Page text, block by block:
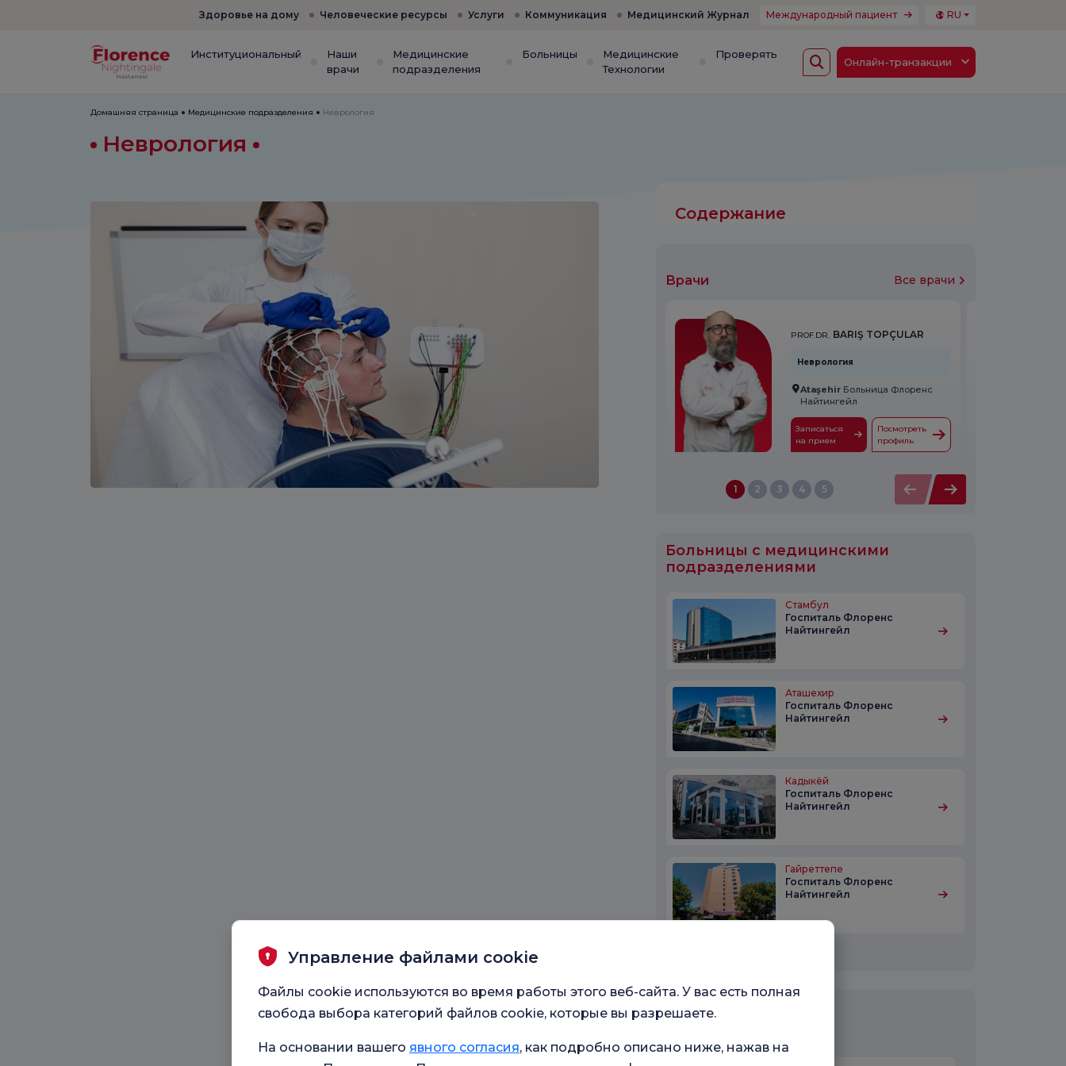
Здоровье на дому Человеческие ресурсы Услуги Коммуникация Медицинский Журнал Международный пациент RU
Институциональный
Наши
врачи
Медицинские
подразделения
Больницы
Медицинские
Технологии
Проверять
Онлайн-транзакции
Домашняя страница Медицинские подразделения Неврология
Неврология
Содержание
Врачи Все врачи
PROF.DR. BARIŞ TOPÇULAR
Неврология
AtaşehirБольница Флоренс
Найтингейл
Записаться
на прием
Посмотреть
профиль
1 2 3 4 5
Больницы с медицинскими
подразделениями
Стамбул
Госпиталь Флоренс
Найтингейл
Аташехир
Госпиталь Флоренс
Найтингейл
Кадыкёй
Госпиталь Флоренс
Найтингейл
Гайреттепе
Госпиталь Флоренс
Найтингейл
Контактная форма
Больница *
Управление файлами cookie
Файлы cookie используются во время работы этого веб-сайта. У вас есть полная
свобода выбора категорий файлов cookie, которые вы разрешаете.
На основании вашего явного согласия, как подробно описано ниже, нажав на